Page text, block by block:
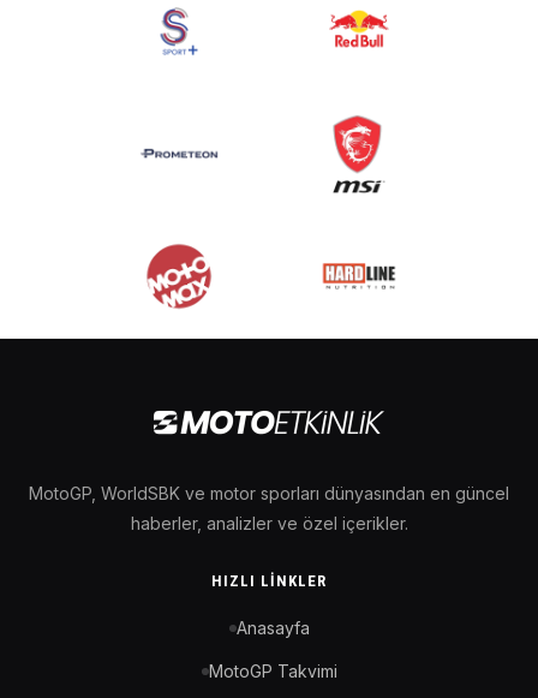
MotoGP, WorldSBK ve motor sporları dünyasından en güncel
haberler, analizler ve özel içerikler.
HIZLI LINKLER
Anasayfa
MotoGP Takvimi